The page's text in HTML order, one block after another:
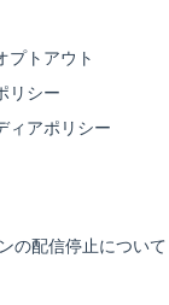
プトアウト
リシー
ィアポリシー
の配信停止について